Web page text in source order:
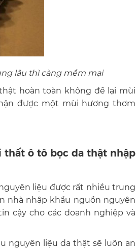
lâu thì càng mềm mại
hoàn toàn không để lại mùi
được một mùi hương thơm
thất ô tô bọc da thật nhập
liệu được rất nhiều trung
nhà nhập khẩu nguồn nguyên
cậy cho các doanh nghiệp và
nguyên liệu da thật sẽ luôn an